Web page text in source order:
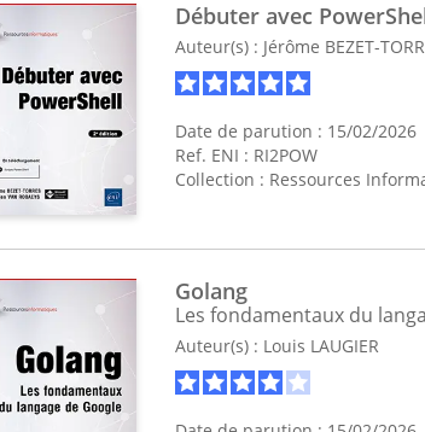
Débuter avec
Auteur(s) : Jérôme BEZET-
Date de parution : 15/02/2026
Ref. ENI : RI2POW
Collection : Ressources
Golang
Les fondamentaux du
Auteur(s) : Louis LAUGIER